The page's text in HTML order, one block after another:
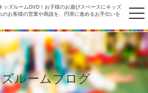
ッズルームDVD！お子様のお遊びスペースにキッズ
のお客様の営業や商談を、円滑に進めるお手伝いを
ルームブログ